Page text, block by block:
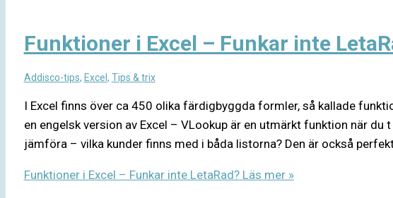
Funktioner i Excel – Funkar inte
Addisco-tips, Excel , Tips & trix
I Excel finns över ca 450 olika färdigbyggda formler, så kallade
en engelsk version av Excel – VLookup är en utmärkt funktion när du
jämföra – vilka kunder finns med i båda listorna? Den är också
Funktioner i Excel – Funkar inte LetaRad?Läs mer »